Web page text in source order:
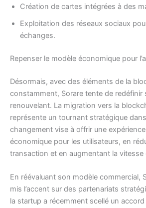
Création de cartes intégrées à des
Exploitation des réseaux sociaux
échanges.
Repenser le modèle économique pour
Désormais, avec des éléments de la
constamment, Sorare tente de redéfinir
renouvelant. La migration vers la
représente un tournant stratégique
changement vise à offrir une
économique pour les utilisateurs, en
transaction et en augmentant la vitesse
En réévaluant son modèle commercial,
mis l’accent sur des partenariats
la startup a récemment scellé un